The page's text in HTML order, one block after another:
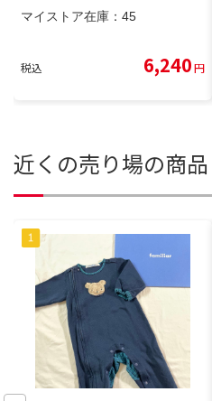
マイストア在庫： 45
税込 6,240円
近くの売り場の商品